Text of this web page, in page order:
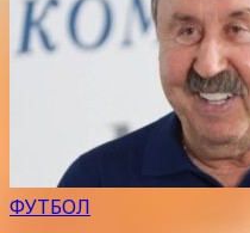
ФУТБОЛ